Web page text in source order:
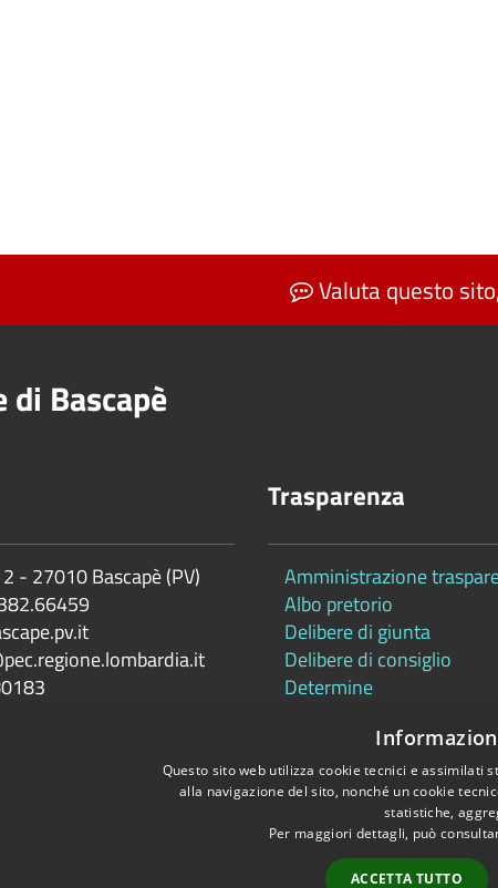
Valuta questo
di Bascapè
- 27010 Bascapè (PV)
Trasparenza
Amministrazione
Albo pretorio
Delibere di giunta
Delibere di consiglio
Determine
Questo sito web utilizza cookie tecnici e assimilati
alla navigazione del sito, nonché un cookie
statistiche,
Per maggiori dettagli, può
ACCETTA TUTTO